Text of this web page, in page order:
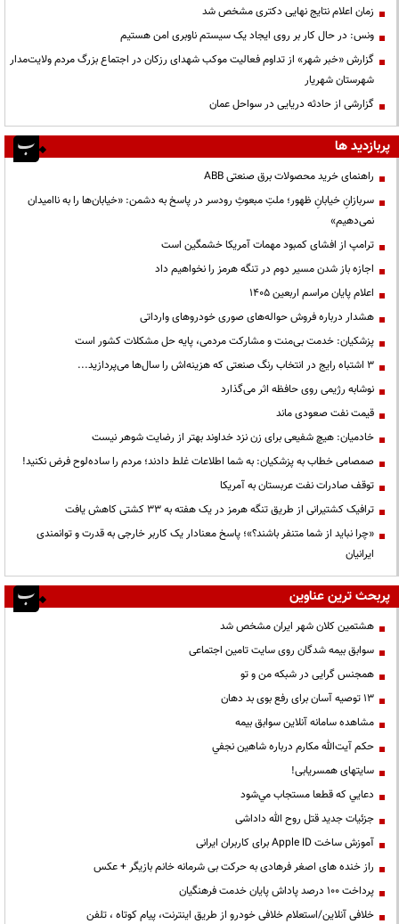
زمان اعلام نتایج نهایی دکتری مشخص شد
ونس: در حال کار بر روی ایجاد یک سیستم ناوبری امن هستیم
گزارش «خبر شهر» از تداوم فعالیت موکب شهدای رزکان در اجتماع بزرگ مردم ولایت‌مدار
شهرستان شهریار
گزارشی از حادثه دریایی در سواحل عمان
پربازدید ها
راهنمای خرید محصولات برق صنعتی ABB
سربازانِ خیابانِ ظهور؛ ملتِ مبعوثِ رودسر در پاسخ به دشمن: «خیابان‌ها را به ناامیدان
نمی‌دهیم»
ترامپ از افشای کمبود مهمات آمریکا خشمگین است
اجازه باز شدن مسیر دوم در تنگه هرمز را نخواهیم داد
اعلام پایان مراسم اربعین ۱۴۰۵
هشدار درباره فروش حواله‌های صوری خودروهای وارداتی
پزشکیان: خدمت بی‌منت و مشارکت مردمی، پایه حل مشکلات کشور است
3 اشتباه رایج در انتخاب رنگ صنعتی که هزینه‌اش را سال‌ها می‌پردازید...
نوشابه رژیمی روی حافظه اثر می‌گذارد
قیمت نفت صعودی ماند
خادمیان: هیچ شفیعی برای زن نزد خداوند بهتر از رضایت شوهر نیست
صمصامی خطاب به پزشکیان: به شما اطلاعات غلط دادند؛ مردم را ساده‌لوح فرض نکنید!
توقف صادرات نفت عربستان به آمریکا
ترافیک کشتیرانی از طریق تنگه هرمز در یک هفته به ۳۳ کشتی کاهش یافت
«چرا نباید از شما متنفر باشند؟»؛ پاسخ معنادار یک کاربر خارجی به قدرت و توانمندی
ایرانیان
پربحث ترین عناوین
هشتمین کلان شهر ایران مشخص شد
سوابق بیمه شدگان روی سایت تامین اجتماعی
همجنس گرایی در شبکه من و تو
13 توصیه آسان برای رفع بوی بد دهان
مشاهده سامانه آنلاين سوابق بیمه
حكم آيت‌الله مكارم درباره شاهين نجفي
سایتهای همسریابی!
دعايي كه قطعا مستجاب مي‌شود
جزئیات جدید قتل روح الله داداشی
آموزش ساخت Apple ID برای کاربران ایرانی
راز خنده های اصغر فرهادی به حرکت بی شرمانه خانم بازیگر + عکس
پرداخت ۱۰۰ درصد پاداش پایان خدمت فرهنگیان
خلافی آنلاین/استعلام خلافی خودرو از طریق اینترنت، پیام کوتاه ، تلفن